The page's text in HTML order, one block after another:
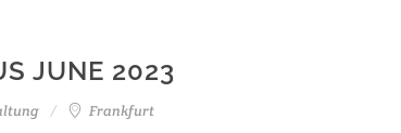
JUNE 2023
Frankfurt